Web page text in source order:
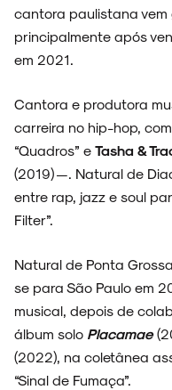
ENTREVISTAS
ESPECIAIS
FAIXA A FAIXA
NOVIDADES
cantora paulistana
principalmente após
em 2021.
Cantora e produtora
carreira no hip-hop,
“Quadros” e Tasha &
(2019) —. Natural de
entre rap, jazz e soul
Filter”.
Natural de Ponta
se para São Paulo em
musical, depois de
álbum solo Placamae
(2022), na coletânea
“Sinal de Fumaça”.